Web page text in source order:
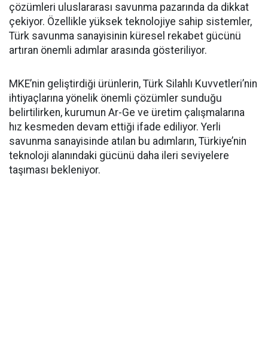
çözümleri uluslararası savunma pazarında da dikkat
çekiyor. Özellikle yüksek teknolojiye sahip sistemler,
Türk savunma sanayisinin küresel rekabet gücünü
artıran önemli adımlar arasında gösteriliyor.
MKE’nin geliştirdiği ürünlerin, Türk Silahlı Kuvvetleri’nin
ihtiyaçlarına yönelik önemli çözümler sunduğu
belirtilirken, kurumun Ar-Ge ve üretim çalışmalarına
hız kesmeden devam ettiği ifade ediliyor. Yerli
savunma sanayisinde atılan bu adımların, Türkiye’nin
teknoloji alanındaki gücünü daha ileri seviyelere
taşıması bekleniyor.